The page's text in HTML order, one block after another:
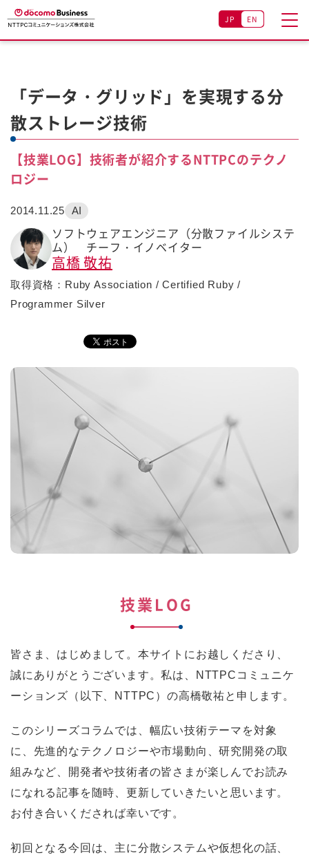
JP EN
「データ・グリッド」を実現する分
散ストレージ技術
【技業LOG】技術者が紹介するNTTPCのテクノ
ロジー
2014.11.25 AI
ソフトウェアエンジニア（分散ファイルシステ
ム） チーフ・イノベイター
高橋 敬祐
取得資格：Ruby Association / Certified Ruby /
Programmer Silver
技業LOG
皆さま、はじめまして。本サイトにお越しくださり、
誠にありがとうございます。私は、NTTPCコミュニケ
ーションズ（以下、NTTPC）の高橋敬祐と申します。
このシリーズコラムでは、幅広い技術テーマを対象
に、先進的なテクノロジーや市場動向、研究開発の取
組みなど、開発者や技術者の皆さまが楽しんでお読み
になれる記事を随時、更新していきたいと思います。
お付き合いくだされば幸いです。
初回となる今回は、主に分散システムや仮想化の話、